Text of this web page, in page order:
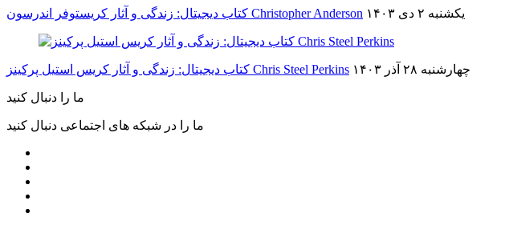
کتاب دیجیتال: زندگی و آثار کریستوفر اندرسون Christopher Anderson يکشنبه ۲ دی ۱۴۰۳
کتاب دیجیتال: زندگی و آثار کریس استیل پرکینز Chris Steel Perkins چهارشنبه ۲۸ آذر ۱۴۰۳
ما را دنبال کنید
ما را در شبکه های اجتماعی دنبال کنید